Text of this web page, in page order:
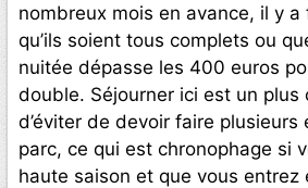
nombreux mois en avance, il y
qu’ils soient tous complets ou
nuitée dépasse les 400 euros
double. Séjourner ici est un plus
d’éviter de devoir faire plusieurs
parc, ce qui est chronophage si
haute saison et que vous entrez